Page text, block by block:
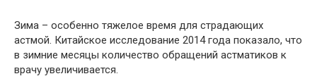
Зима – особенно тяжелое время для страдающих
астмой. Китайское исследование 2014 года показало, что
в зимние месяцы количество обращений астматиков к
врачу увеличивается.